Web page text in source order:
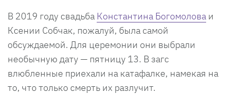
В 2019 году свадьба Константина Богомолова и
Ксении Собчак, пожалуй, была самой
обсуждаемой. Для церемонии они выбрали
необычную дату — пятницу 13. В загс
влюбленные приехали на катафалке, намекая на
то, что только смерть их разлучит.